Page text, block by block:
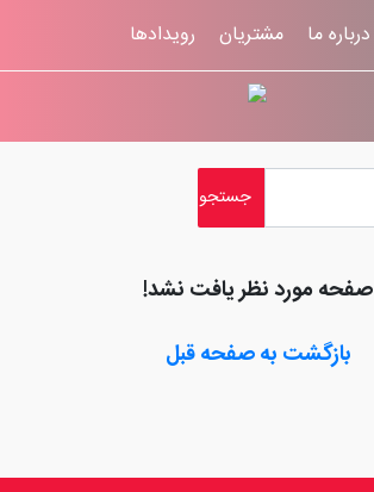
درباره ما مشتریان رویدادها
ثبت شکایات راهنمای سایت
صفحه مورد نظر یافت نشد!
بازگشت به صفحه قبل